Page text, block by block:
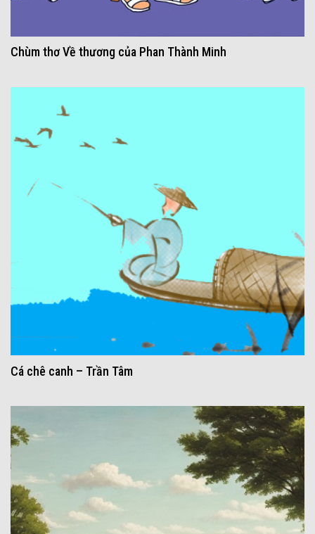
Chùm thơ Về thương của Phan Thành Minh
Cá chê canh – Trần Tâm